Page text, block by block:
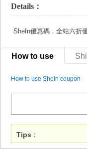
Details：
SheIn優惠碼，全站六折
How to use
How to use SheIn coupon
Tips ：